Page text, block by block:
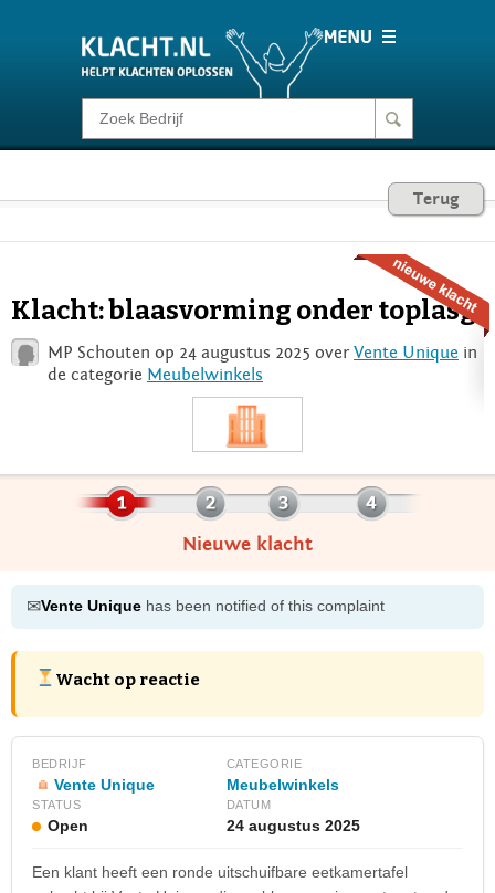
Klacht melden
Consumentenrecht Terug
Klacht: blaasvorming onder toplasg
MP Schouten op 24 augustus 2025 overVente Unique in
de categorie Meubelwinkels
Nieuwe klacht
✉Vente Unique has been notified of this complaint
Wacht op reactie
BEDRIJF
Vente Unique
CATEGORIE
Meubelwinkels
STATUS
Open
DATUM
24 augustus 2025
Een klant heeft een ronde uitschuifbare eetkamertafel